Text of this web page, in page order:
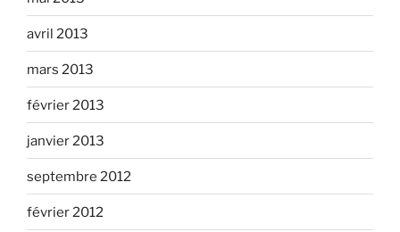
avril 2013
mars 2013
février 2013
janvier 2013
septembre 2012
février 2012